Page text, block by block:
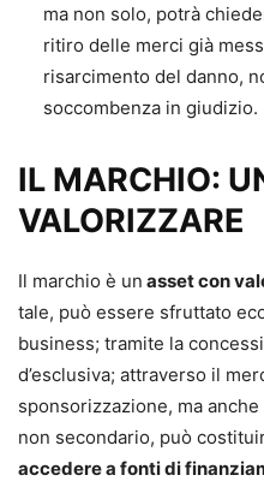
ma non solo, potrà
ritiro delle merci già
risarcimento del danno,
soccombenza in giudizio.
IL MARCHIO:
VALORIZZARE
Il marchio è un asset con
tale, può essere sfruttato
business; tramite la
d’esclusiva; attraverso il
sponsorizzazione, ma
non secondario, può
accedere a fonti di